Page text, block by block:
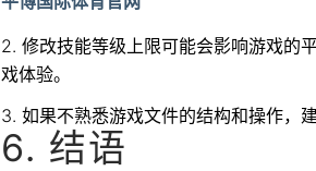
2. 修改技能等级上限可能会影响游戏的
戏体验。
3. 如果不熟悉游戏文件的结构和操作，
6. 结语